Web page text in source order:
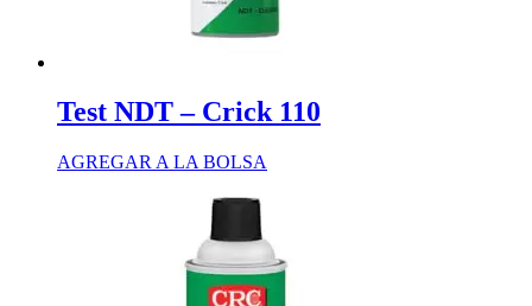
Test NDT – Crick 110
AGREGAR A LA BOLSA